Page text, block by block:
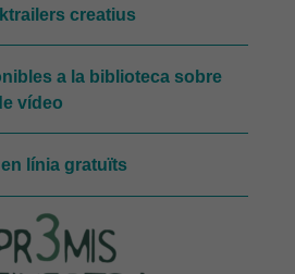
creatius
a la biblioteca sobre
vídeo
línia gratuïts